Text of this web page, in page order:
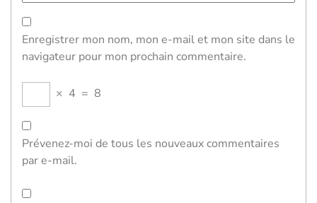
Enregistrer mon nom, mon e-mail et mon site dans le
navigateur pour mon prochain commentaire.
× 4 = 8
Prévenez-moi de tous les nouveaux commentaires
par e-mail.